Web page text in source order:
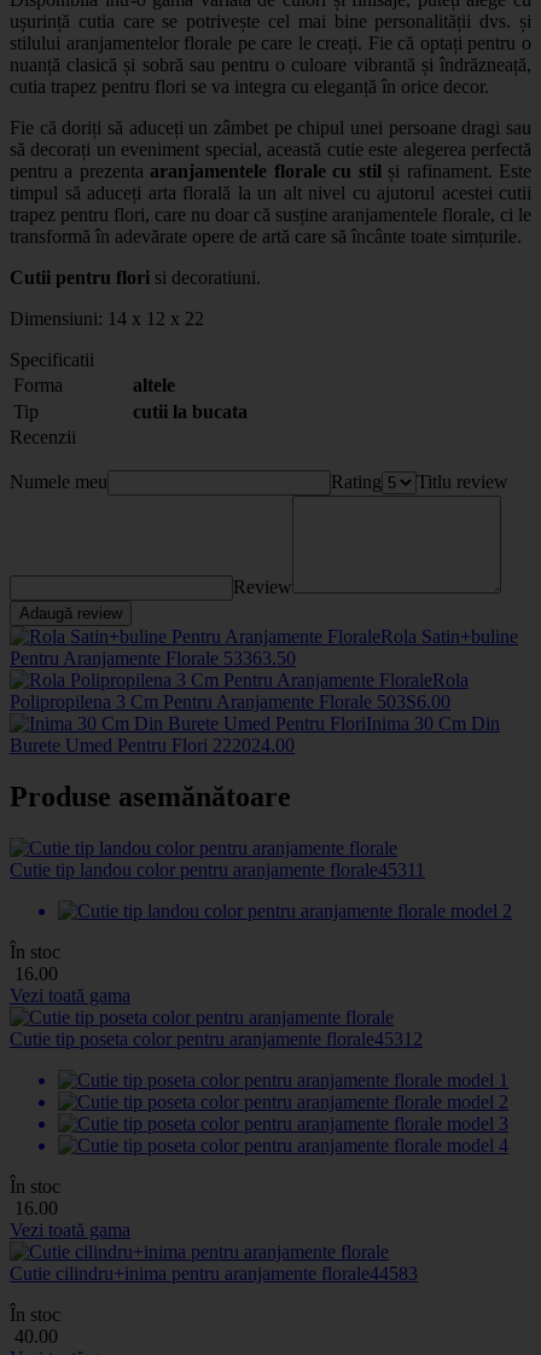
ușurință cutia care se potrivește cel mai bine personalității dvs. și
stilului aranjamentelor florale pe care le creați. Fie că optați pentru o
nuanță clasică și sobră sau pentru o culoare vibrantă și îndrăzneață,
cutia trapez pentru flori se va integra cu eleganță în orice decor.
Fie că doriți să aduceți un zâmbet pe chipul unei persoane dragi sau
să decorați un eveniment special, această cutie este alegerea perfectă
pentru a prezenta aranjamentele florale cu stil și rafinament. Este
timpul să aduceți arta florală la un alt nivel cu ajutorul acestei cutii
trapez pentru flori, care nu doar că susține aranjamentele florale, ci le
transformă în adevărate opere de artă care să încânte toate simțurile.
Cutii pentru flori si decoratiuni.
Dimensiuni: 14 x 12 x 22
Specificatii
Forma
altele
Tip
cutii la bucata
Recenzii
Numele meu Rating Titlu review
Review
Adaugă review
Rola Satin+buline
Pentru Aranjamente Florale 53363.50
Rola
Polipropilena 3 Cm Pentru Aranjamente Florale 503S6.00
Inima 30 Cm Din
Burete Umed Pentru Flori 222024.00
Produse asemănătoare
Cutie tip landou color pentru aranjamente florale45311
În stoc
16.00
Vezi toată gama
Cutie tip poseta color pentru aranjamente florale45312
În stoc
16.00
Vezi toată gama
Cutie cilindru+inima pentru aranjamente florale44583
În stoc
40.00